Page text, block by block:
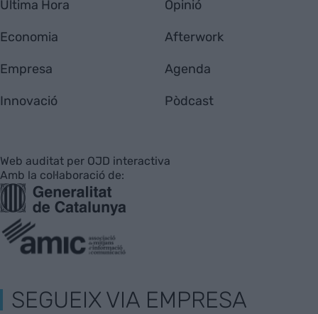
Última Hora
Economia
Empresa
Innovació
Opinió
Afterwork
Agenda
Pòdcast
Web auditat per OJD interactiva
Amb la col·laboració de:
SEGUEIX VIA EMPRESA